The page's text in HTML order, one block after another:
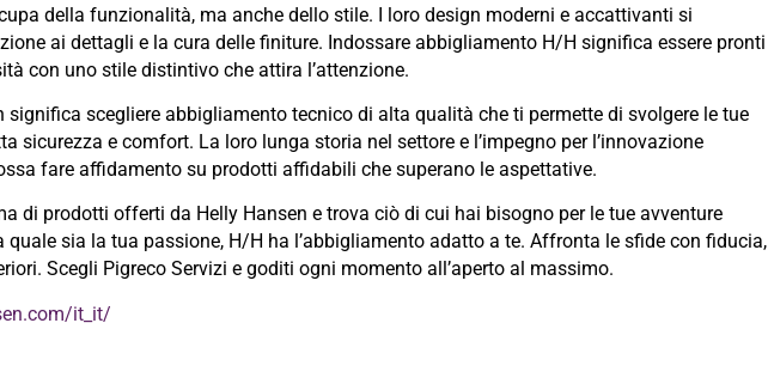
della funzionalità, ma anche dello stile. I loro design moderni e accattivanti si
ai dettagli e la cura delle finiture. Indossare abbigliamento H/H significa essere pronti
con uno stile distintivo che attira l’attenzione.
significa scegliere abbigliamento tecnico di alta qualità che ti permette di svolgere le tue
sicurezza e comfort. La loro lunga storia nel settore e l’impegno per l’innovazione
fare affidamento su prodotti affidabili che superano le aspettative.
di prodotti offerti da Helly Hansen e trova ciò di cui hai bisogno per le tue avventure
quale sia la tua passione, H/H ha l’abbigliamento adatto a te. Affronta le sfide con fiducia,
Scegli Pigreco Servizi e goditi ogni momento all’aperto al massimo.
it_it/